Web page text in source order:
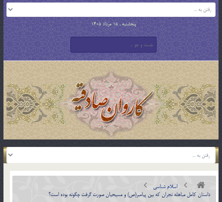
پنجشنبه , 15 مرداد 1405
اسلام شناسی
داستان كامل مباهله نجران كه بين پيامبر(ص) و مسيحيان صورت گرفت چگونه بوده است؟